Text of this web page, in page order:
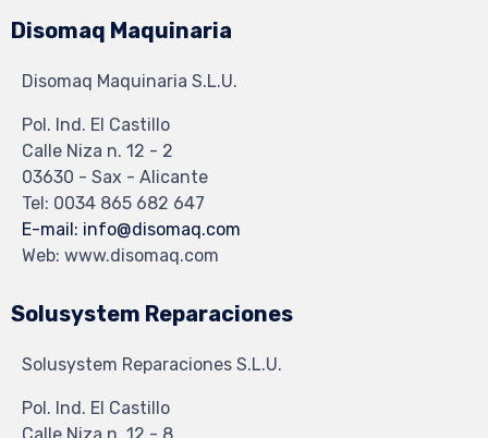
Disomaq Maquinaria
Disomaq Maquinaria S.L.U.
Pol. Ind. El Castillo
Calle Niza n. 12 - 2
03630 - Sax - Alicante
Tel: 0034 865 682 647
E-mail: info@disomaq.com
Web: www.disomaq.com
Solusystem Reparaciones
Solusystem Reparaciones S.L.U.
Pol. Ind. El Castillo